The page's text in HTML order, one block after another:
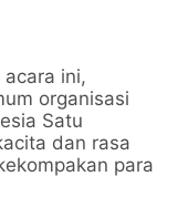
acara ini,
organisasi
Satu
dan rasa
para